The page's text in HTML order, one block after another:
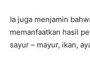
Ia juga menjamin
memanfaatkan hasil
sayur – mayur, ikan,